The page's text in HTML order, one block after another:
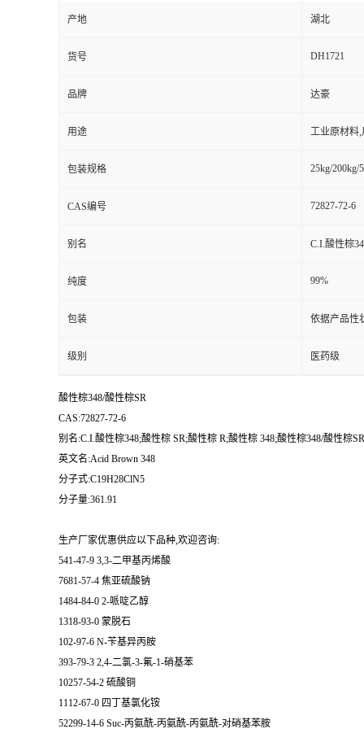
产地 湖北
货号 DH1721
品牌 达豪
用途 工业原材料
包装规格 25kg/200kg/
CAS编号 72827-72-6
别名 C.I.酸性棕
纯度 99%
包装 依据产品性
级别 医药级
酸性棕348/酸性棕SR
CAS:72827-72-6
别名:C.I.酸性棕348;酸性棕 SR;酸性棕 R;酸性棕 348;酸性棕348/酸性棕SR
英文名:Acid Brown 348
分子式:C19H28ClN5
分子量:361.91
生产厂家优惠供应以下品种,欢迎咨询:
541-47-9 3,3-二甲基丙烯酸
7681-57-4 焦亚硫酸钠
1484-84-0 2-哌啶乙醇
1318-93-0 蒙脱石
102-97-6 N-苄基异丙胺
393-79-3 2,4-二氯-3-氟-1-硝基苯
10257-54-2 硫酸铜
1112-67-0 四丁基氯化铵
52299-14-6 Suc-丙氨酰-丙氨酰-丙氨酰-对硝基苯胺